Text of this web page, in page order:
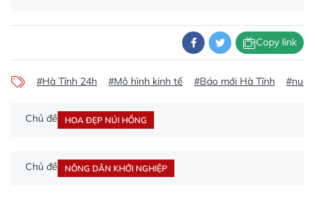
Copy link
#Hà Tĩnh 24h #Mô hình kinh tế #Báo mới Hà Tĩnh #nuôi
Chủ đề HOA ĐẸP NÚI HỒNG
Chủ đề NÔNG DÂN KHỞI NGHIỆP